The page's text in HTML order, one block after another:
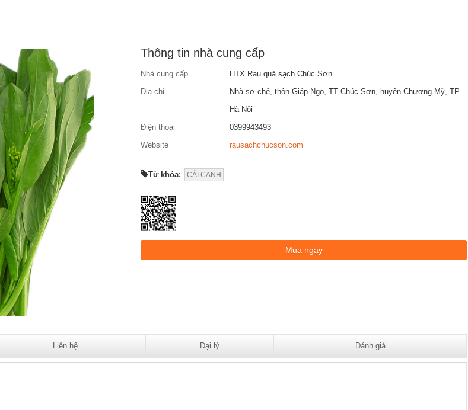
Thông tin nhà cung cấp
Nhà cung cấp
HTX Rau quả sạch Chúc Sơn
Địa chỉ
Nhà sơ chế, thôn Giáp Ngọ, TT Chúc Sơn, huyện Chương Mỹ, TP.
Hà Nội
Điện thoại
0399943493
Website
rausachchucson.com
Từ khóa: CẢI CANH
Liên hệ Đại lý Đánh giá